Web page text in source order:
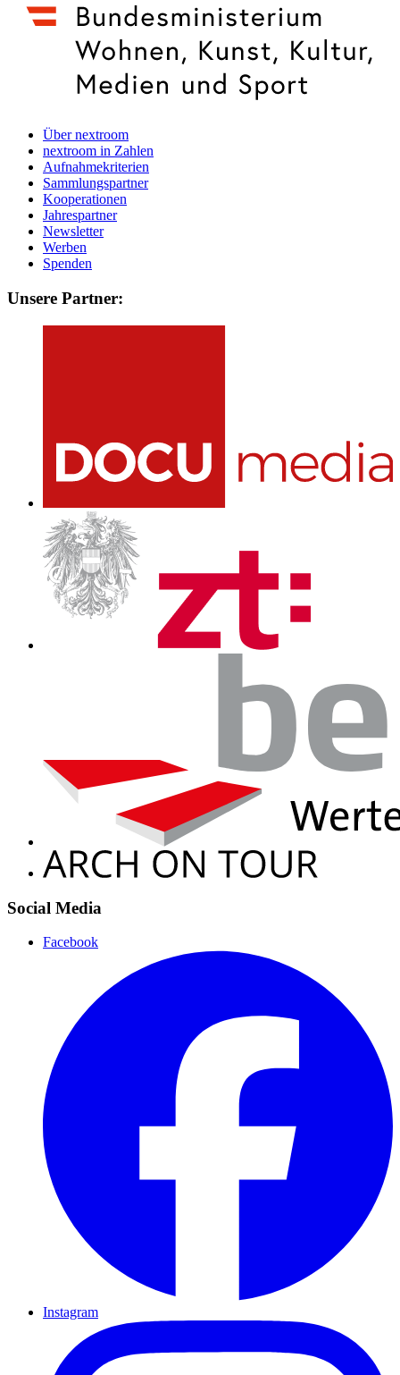
Über nextroom
nextroom in Zahlen
Aufnahmekriterien
Sammlungspartner
Kooperationen
Jahrespartner
Newsletter
Werben
Spenden
Unsere Partner:
Social Media
Facebook
Instagram